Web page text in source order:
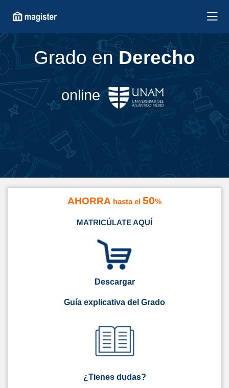
Grado enDerecho
online
AHORRA hasta el 50%
MATRICÚLATE AQUÍ
Descargar
Guía explicativa del Grado
¿Tienes dudas?